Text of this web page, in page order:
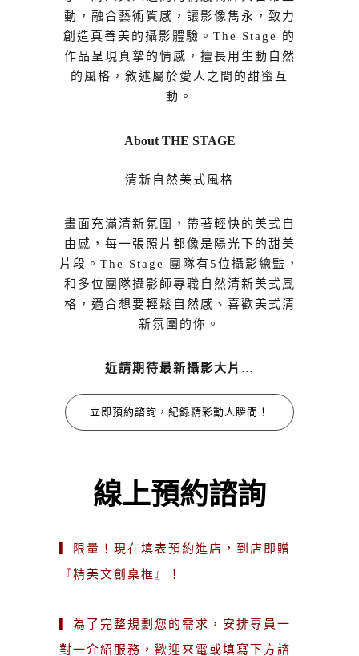
動，融合藝術質感，讓影像雋永，致力
創造真善美的攝影體驗。The Stage 的
作品呈現真摯的情感，擅長用生動自然
的風格，敘述屬於愛人之間的甜蜜互
動。
About THE STAGE
清新自然美式風格
畫面充滿清新氛圍，帶著輕快的美式自
由感，每一張照片都像是陽光下的甜美
片段。The Stage 團隊有5位攝影總監，
和多位團隊攝影師專職自然清新美式風
格，適合想要輕鬆自然感、喜歡美式清
新氛圍的你。
近請期待最新攝影大片…
立即預約諮詢，紀錄精彩動人瞬間！
線上預約諮詢
▎限量！現在填表預約進店，到店即贈
『精美文創桌框』！
▎為了完整規劃您的需求，安排專員一
對一介紹服務，歡迎來電或填寫下方諮